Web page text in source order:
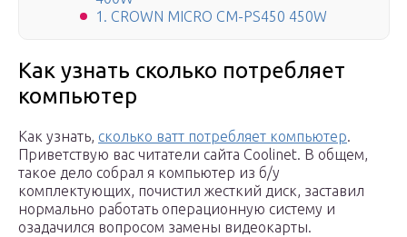
1. CROWN MICRO CM-PS450 450W
Как узнать сколько потребляет
компьютер
Как узнать, сколько ватт потребляет компьютер.
Приветствую вас читатели сайта Coolinet. В общем,
такое дело собрал я компьютер из б/у
комплектующих, почистил жесткий диск, заставил
нормально работать операционную систему и
озадачился вопросом замены видеокарты.